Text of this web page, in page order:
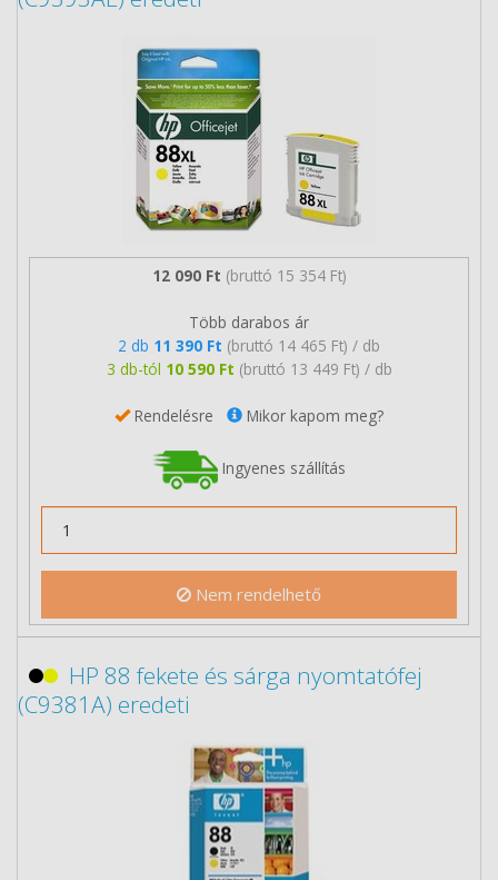
12 090 Ft (bruttó 15 354 Ft)
Több darabos ár
2 db 11 390 Ft (bruttó 14 465 Ft) / db
3 db-tól 10 590 Ft (bruttó 13 449 Ft) / db
Rendelésre Mikor kapom meg?
Ingyenes szállítás
Nem rendelhető
HP 88 fekete és sárga nyomtatófej
(C9381A) eredeti